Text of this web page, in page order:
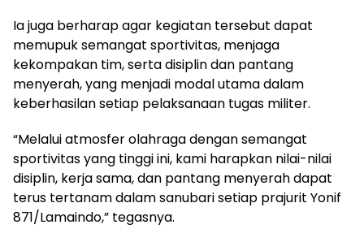
Ia juga berharap agar kegiatan tersebut dapat
memupuk semangat sportivitas, menjaga
kekompakan tim, serta disiplin dan pantang
menyerah, yang menjadi modal utama dalam
keberhasilan setiap pelaksanaan tugas militer.
“Melalui atmosfer olahraga dengan semangat
sportivitas yang tinggi ini, kami harapkan nilai-nilai
disiplin, kerja sama, dan pantang menyerah dapat
terus tertanam dalam sanubari setiap prajurit Yonif
871/Lamaindo,” tegasnya.